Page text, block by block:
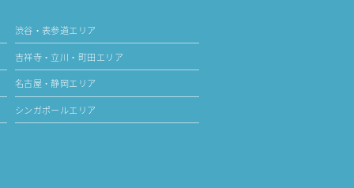
渋谷・表参道エリア
吉祥寺・立川・町田エリア
名古屋・静岡エリア
シンガポールエリア